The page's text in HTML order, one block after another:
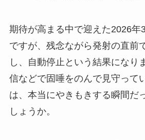
期待が高まる中で迎えた2026年
ですが、残念ながら発射の直前
し、自動停止という結果になり
信などで固唾をのんで見守って
は、本当にやきもきする瞬間だ
しょうか。